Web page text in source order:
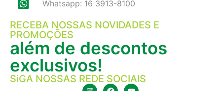
Whatsapp: 16 3913-8100
RECEBA NOSSAS NOVIDADES E
PROMOÇÕES
além de descontos
exclusivos!
SiGA NOSSAS REDE SOCIAIS